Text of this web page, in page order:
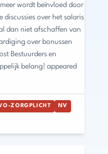
wordt beïnvloed door
discussies over het salaris
dan niet afschaffen van
over bonussen
Bestuurders en
belang! appeared
ZORGPLICHT NV